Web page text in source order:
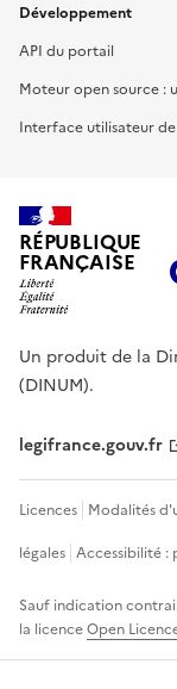
Développement
API du portail
Moteur open source :
Interface utilisateur
RÉPUBLIQUE
FRANÇAISE
Un produit de la
(DINUM).
legifrance.gouv.fr
Licences Modalités
légales Accessibilité
Sauf indication
la licenceOpen